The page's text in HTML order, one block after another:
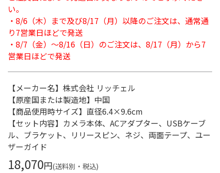
い。
・8/6（木）まで及び8/17（月）以降のご注文は、通常通
り7営業日ほどで発送
・8/7（金）～8/16（日）のご注文は、8/17（月）から7
営業日ほどで発送
【メーカー名】株式会社 リッチェル
【原産国または製造地】中国
【商品使用時サイズ】直径6.4×9.6cm
【セット内容】カメラ本体、ACアダプター、USBケーブ
ル、ブラケット、リリースピン、ネジ、両面テープ、ユー
ザーガイド
18,070円(送料別・税込)